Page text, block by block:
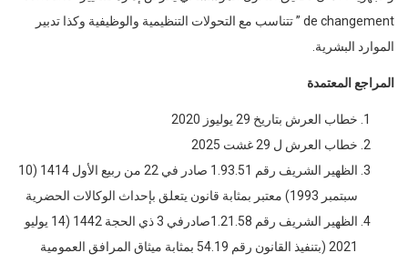
de changement ” تتناسب مع التحولات التنظيمية والوظيفية وكذا تدبير
الموارد البشرية.
المراجع المعتمدة
خطاب العرش بتاريخ 29 يوليوز 2020
خطاب العرش ل 29 غشت 2025
الظهير الشريف رقم 1.93.51 صادر في 22 من ربيع الأول 1414 (10
سبتمبر 1993) معتبر بمثابة قانون يتعلق بإحداث الوكالات الحضرية
الظهير الشريف رقم 1.21.58صادرفي 3 ذي الحجة 1442 (14 يوليو
2021 (بتنفيذ القانون رقم 54.19 بمثابة ميثاق المرافق العمومية